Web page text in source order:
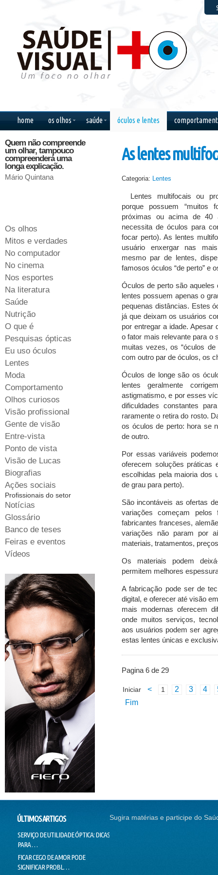
home os olhos saúde óculos e lentes
As lentes
Categoria: Lentes
Lentes multifocais ou
porque possuem “muitos
próximas ou acima de
necessita de óculos para
focar perto). As lentes
usuário enxergar nas
mesmo par de lentes,
famosos óculos “de perto” e
Óculos de perto são
lentes possuem apenas o
pequenas distâncias. Estes
já que deixam os usuários
por entregar a idade. Apesar
o fator mais relevante para o
muitas vezes, os “óculos
com outro par de óculos, os
Óculos de longe são os
lentes geralmente
astigmatismo, e por esses
dificuldades constantes
raramente o retira do rosto.
os óculos de perto: hora se
de outro.
Por essas variáveis
oferecem soluções
escolhidas pela maioria dos
de grau para perto).
São incontáveis as ofertas
variações começam pelos
fabricantes franceses,
variações não param por
materiais, tratamentos,
Os materiais podem
permitem melhores
A fabricação pode ser de
digital, e oferecer até visão
mais modernas oferecem
onde muitos serviços,
aos usuários podem ser
estas lentes únicas e
Pagina 6 de 29
Iniciar < 1 2 3 4
Fim
Quem não compreende
um olhar, tampouco
compreenderá uma
longa explicação.
Mário Quintana
ver o que você diz.
Quero ver como
Chico Buarque
Os olhos
Mitos e verdades
No computador
No cinema
Nos esportes
Na literatura
Saúde
Nutrição
O que é
Pesquisas ópticas
Eu uso óculos
Lentes
Moda
Comportamento
Olhos curiosos
Visão profissional
Gente de visão
Entre-vista
Ponto de vista
Visão de Lucas
Biografias
Ações sociais
Profissionais do setor
Notícias
Glossário
Banco de teses
Feiras e eventos
Vídeos
ÚLTIMOS ARTIGOS
SERVIÇO DE UTILIDADE ÓPTICA: DICAS
PARA …
FICAR CEGO DE AMOR PODE
SIGNIFICAR PROBL…
Sugira matérias e participe do